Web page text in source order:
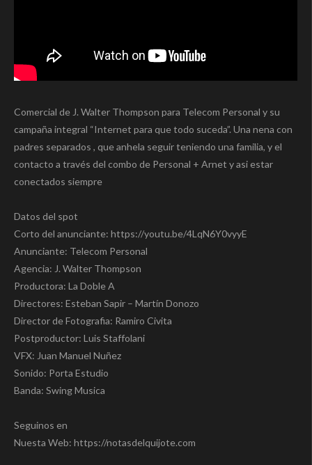
Comercial de J. Walter Thompson para Telecom Personal y su
campaña integral “Internet para que todo suceda”. Una nena con
padres separados , que anhela seguir teniendo una familia, y el
contacto a través del combo de Personal + Arnet y asi estar
conectados siempre
Datos del spot
Corto del anunciante: https://youtu.be/4LqN6Y0vyyE
Anunciante: Telecom Personal
Agencia: J. Walter Thompson
Productora: La Doble A
Directores: Esteban Sapir – Martín Donozo
Director de Fotografia: Ramiro Civita
Postproductor: Luis Staffolani
VFX: Juan Manuel Nuñez
Sonido: Porta Estudio
Banda: Swing Musica
Seguinos en
Nuesta Web: https://notasdelquijote.com